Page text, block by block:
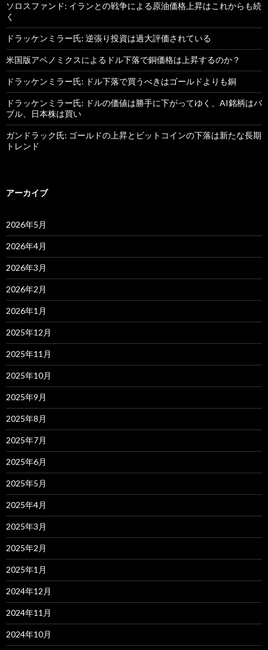
ソロスファンド: イランとの戦争による原油価格上昇はこれからも続
く
ドラッケンミラー氏: 逆張り投資は過大評価されている
米国版アベノミクスによるドル下落で銅価格は上昇するのか？
ドラッケンミラー氏: ドル下落で買うべきはゴールドよりも銅
ドラッケンミラー氏: ドルの価値は勝手に下がってゆく、AI銘柄はバ
ブル、日本株は買い
ガンドラック氏: ゴールドの上昇とビットコインの下落は新たな長期
トレンド
アーカイブ
2026年5月
2026年4月
2026年3月
2026年2月
2026年1月
2025年12月
2025年11月
2025年10月
2025年9月
2025年8月
2025年7月
2025年6月
2025年5月
2025年4月
2025年3月
2025年2月
2025年1月
2024年12月
2024年11月
2024年10月